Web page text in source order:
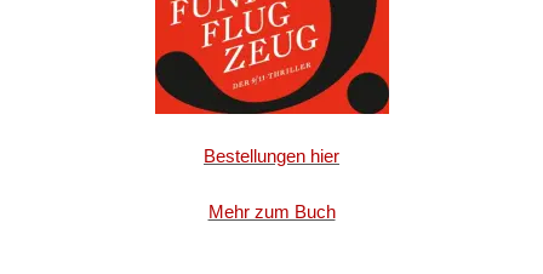
Bestellungen hier
Mehr zum Buch